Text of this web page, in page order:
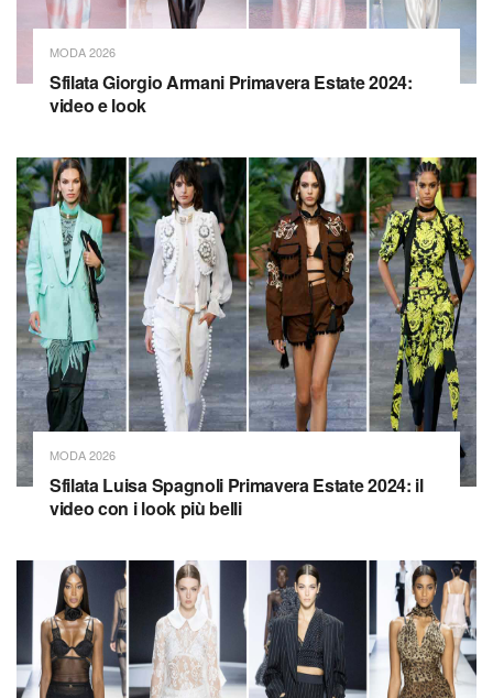
MODA 2026
Sfilata Giorgio Armani Primavera Estate 2024:
video e look
MODA 2026
Sfilata Luisa Spagnoli Primavera Estate 2024: il
video con i look più belli